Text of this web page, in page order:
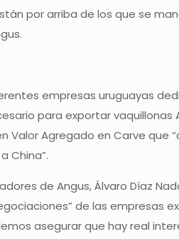
por arriba de los que se
empresas uruguayas
para exportar vaquillonas
Valor Agregado en Carve que
China”.
de Angus, Álvaro Díaz
de las empresas
asegurar que hay real